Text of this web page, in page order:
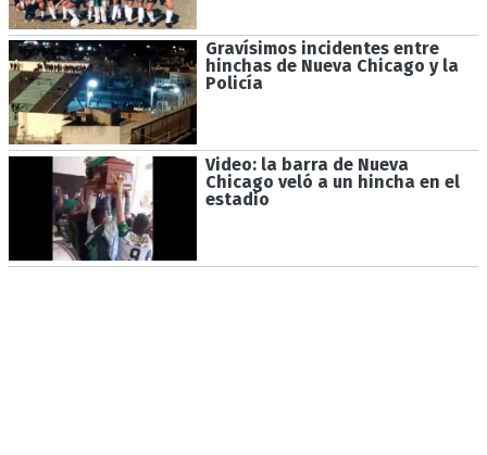
Gravísimos incidentes entre
hinchas de Nueva Chicago y la
Policía
Video: la barra de Nueva
Chicago veló a un hincha en el
estadio